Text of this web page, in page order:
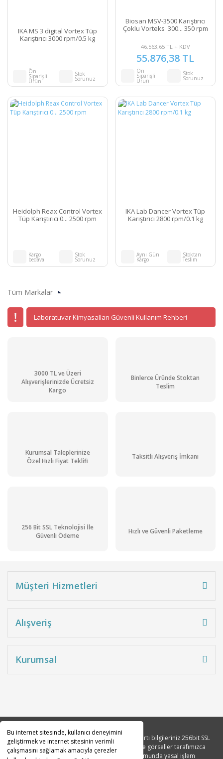
Bu internet sitesinde, kullanıcı deneyimini
geliştirmek ve internet sitesinin verimli
çalışmasını sağlamak amacıyla çerezler
IKA MS 3 digital Vortex Tüp
Karıştırıcı 3000 rpm/0.5 kg
Ön
Siparişli
Ürün
Stok
Sorunuz
Biosan MSV-3500 Karıştırıcı
Çoklu Vorteks 300... 350 rpm
46.563,65 TL + KDV
55.876,38 TL
Ön
Siparişli
Ürün
Stok
Sorunuz
Heidolph Reax Control Vortex
Tüp Karıştırıcı 0... 2500 rpm
Kargo
bedava
Stok
Sorunuz
IKA Lab Dancer Vortex Tüp
Karıştırıcı 2800 rpm/0.1 kg
Aynı Gün
Kargo
Stoktan
Teslim
Tüm Markalar
Laboratuvar Kimyasalları Güvenli Kullanım Rehberi
3000 TL ve Üzeri
Alışverişlerinizde Ücretsiz
Kargo
Binlerce Üründe Stoktan
Teslim
Kurumsal Taleplerinize
Özel Hızlı Fiyat Teklifi
Taksitli Alışveriş İmkanı
256 Bit SSL Teknolojisi İle
Güvenli Ödeme
Hızlı ve Güvenli Paketleme
Müşteri Hizmetleri
Alışveriş
Kurumsal
Copyright 2010© Tüm hakları saklıdır. Kredi kartı bilgileriniz 256bit SSL
sertifikası ile korunmaktadır. Tüm açıklama ve görseller tarafımızca
tasarlanmıştır. İzinsiz kopyalanması durumunda yasal işlem